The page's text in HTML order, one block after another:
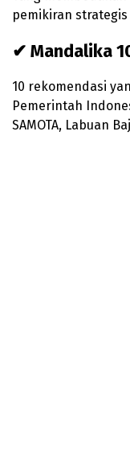
pemikiran
✔ Mandalika
10 rekomendasi
Pemerintah
SAMOTA, Labuan